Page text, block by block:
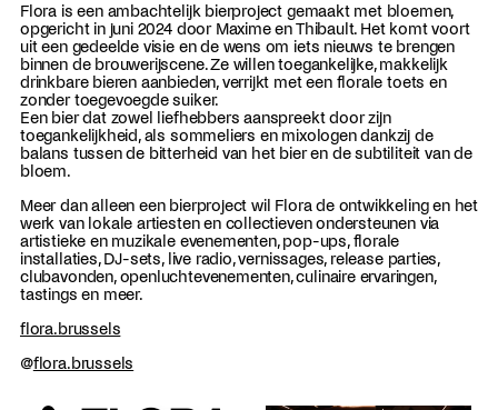
Flora is een ambachtelijk bierproject gemaakt met bloemen,
opgericht in juni 2024 door Maxime en Thibault. Het komt voort
uit een gedeelde visie en de wens om iets nieuws te brengen
binnen de brouwerijscene. Ze willen toegankelijke, makkelijk
drinkbare bieren aanbieden, verrijkt met een florale toets en
zonder toegevoegde suiker.
Een bier dat zowel liefhebbers aanspreekt door zijn
toegankelijkheid, als sommeliers en mixologen dankzij de
balans tussen de bitterheid van het bier en de subtiliteit van de
bloem.
Meer dan alleen een bierproject wil Flora de ontwikkeling en het
werk van lokale artiesten en collectieven ondersteunen via
artistieke en muzikale evenementen, pop-ups, florale
installaties, DJ-sets, live radio, vernissages, release parties,
clubavonden, openlucht­evenementen, culinaire ervaringen,
tastings en meer.
flora.brussels
@flora.brussels